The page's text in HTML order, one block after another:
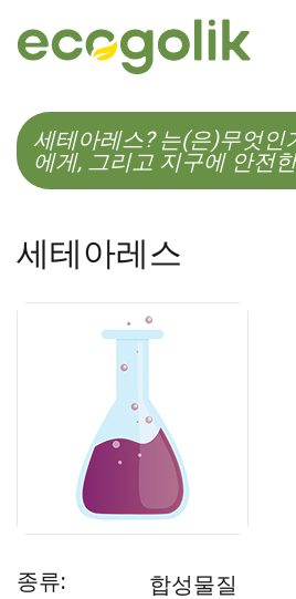
EN ES
세테아레스? 는(은)무엇인
에게, 그리고 지구에 안전
세테아레스
종류:
합성물질